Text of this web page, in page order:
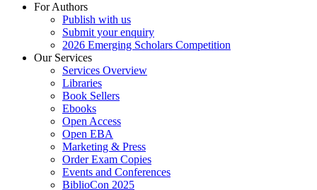
For Authors
Publish with us
Submit your enquiry
2026 Emerging Scholars Competition
Our Services
Services Overview
Libraries
Book Sellers
Ebooks
Open Access
Open EBA
Marketing & Press
Order Exam Copies
Events and Conferences
BiblioCon 2025